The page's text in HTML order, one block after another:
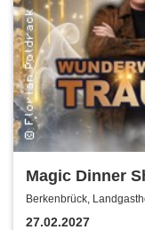
Magic Dinner
WUNDERWELT
| Florian
Berkenbrück,
27.02.2027